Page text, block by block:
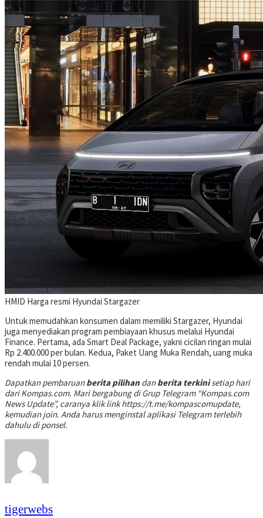
HMID Harga resmi Hyundai Stargazer
Untuk memudahkan konsumen dalam memiliki Stargazer, Hyundai
juga menyediakan program pembiayaan khusus melalui Hyundai
Finance. Pertama, ada Smart Deal Package, yakni cicilan ringan mulai
Rp 2.400.000 per bulan. Kedua, Paket Uang Muka Rendah, uang muka
rendah mulai 10 persen.
Dapatkan pembaruanberita pilihan danberita terkinisetiap hari
dari Kompas.com. Mari bergabung di Grup Telegram “Kompas.com
News Update”, caranya klik link https://t.me/kompascomupdate,
kemudian join. Anda harus menginstal aplikasi Telegram terlebih
dahulu di ponsel.
tigerwebs